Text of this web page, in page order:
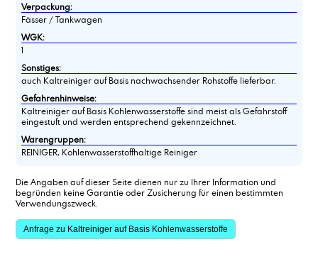
Verpackung:
Fässer / Tankwagen
WGK:
1
Sonstiges:
auch Kaltreiniger auf Basis nachwachsender Rohstoffe lieferbar.
Gefahrenhinweise:
Kaltreiniger auf Basis Kohlenwasserstoffe sind meist als Gefahrstoff
eingestuft und werden entsprechend gekennzeichnet.
Warengruppen:
REINIGER, Kohlenwasserstoffhaltige Reiniger
Die Angaben auf dieser Seite dienen nur zu Ihrer Information und
begründen keine Garantie oder Zusicherung für einen bestimmten
Verwendungszweck.
Anfrage zu Kaltreiniger auf Basis Kohlenwasserstoffe